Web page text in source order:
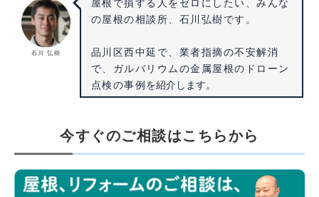
石川 弘樹
屋根で損する人をゼロにしたい、みんな
の屋根の相談所、石川弘樹です。
品川区西中延で、業者指摘の不安解消
で、ガルバリウムの金属屋根のドローン
点検の事例 を紹介します。
今すぐのご相談はこちらから